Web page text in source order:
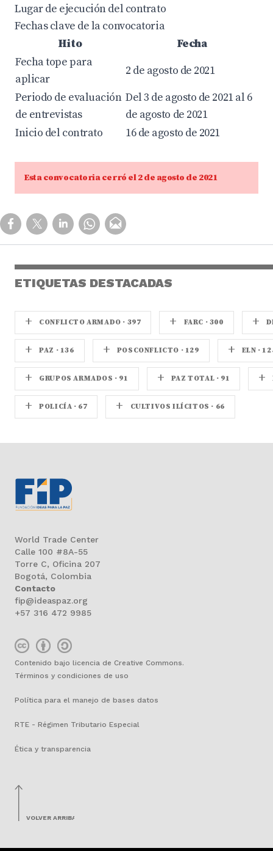
Lugar de ejecución del contrato
Fechas clave de la convocatoria
Hito
Fecha
Fecha tope para
aplicar
2 de agosto de 2021
Periodo de evaluación
de entrevistas
Del 3 de agosto de 2021 al 6
de agosto de 2021
Inicio del contrato
16 de agosto de 2021
Esta convocatoria cerró el 2 de agosto de 2021
ETIQUETAS DESTACADAS
+ CONFLICTO ARMADO · 397 + FARC · 300 +
+ PAZ · 136 + POSCONFLICTO · 129 + ELN ·
+ GRUPOS ARMADOS · 91 + PAZ TOTAL · 91 +
+ POLICÍA · 67 + CULTIVOS ILÍCITOS · 66
World Trade Center
Calle 100 #8A-55
Torre C, Oficina 207
Bogotá, Colombia
Contacto
fip@ideaspaz.org
+57 316 472 9985
Contenido bajo licencia de Creative Commons.
Términos y condiciones de uso
Política para el manejo de bases datos
RTE - Régimen Tributario Especial
Ética y transparencia
VOLVER ARRIBA